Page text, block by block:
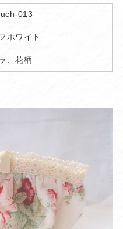
013
ホワイト
、花柄